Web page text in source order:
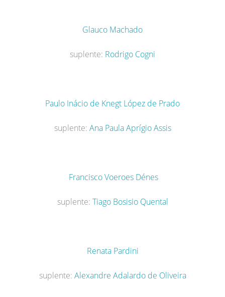
Glauco Machado
suplente: Rodrigo Cogni
Paulo Inácio de Knegt López de Prado
suplente: Ana Paula Aprígio Assis
Francisco Voeroes Dénes
suplente: Tiago Bosisio Quental
Renata Pardini
suplente: Alexandre Adalardo de Oliveira